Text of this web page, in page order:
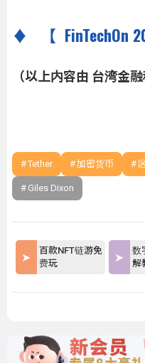
♦ 【 FinTechOn
（以上内容由 台湾金
Tether 加密货币
Giles Dixon
百款NFT链游免
费玩
数
解